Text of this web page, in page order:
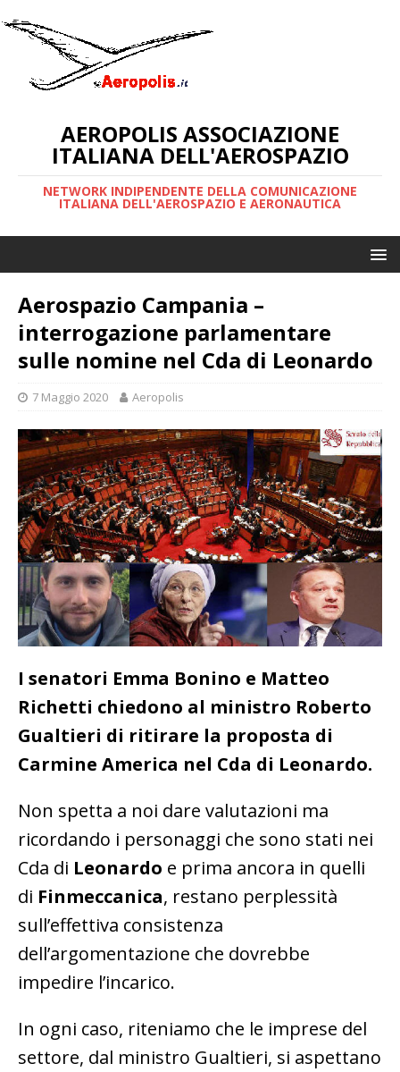
AEROPOLIS ASSOCIAZIONE
ITALIANA DELL'AEROSPAZIO
NETWORK INDIPENDENTE DELLA COMUNICAZIONE
ITALIANA DELL'AEROSPAZIO E AERONAUTICA
Aerospazio Campania –
interrogazione parlamentare
sulle nomine nel Cda di Leonardo
7 Maggio 2020 Aeropolis
I senatori Emma Bonino e Matteo
Richetti chiedono al ministro Roberto
Gualtieri di ritirare la proposta di
Carmine America nel Cda di Leonardo.
Non spetta a noi dare valutazioni ma
ricordando i personaggi che sono stati nei
Cda di Leonardo e prima ancora in quelli
di Finmeccanica, restano perplessità
sull’effettiva consistenza
dell’argomentazione che dovrebbe
impedire l’incarico.
In ogni caso, riteniamo che le imprese del
settore, dal ministro Gualtieri, si aspettano